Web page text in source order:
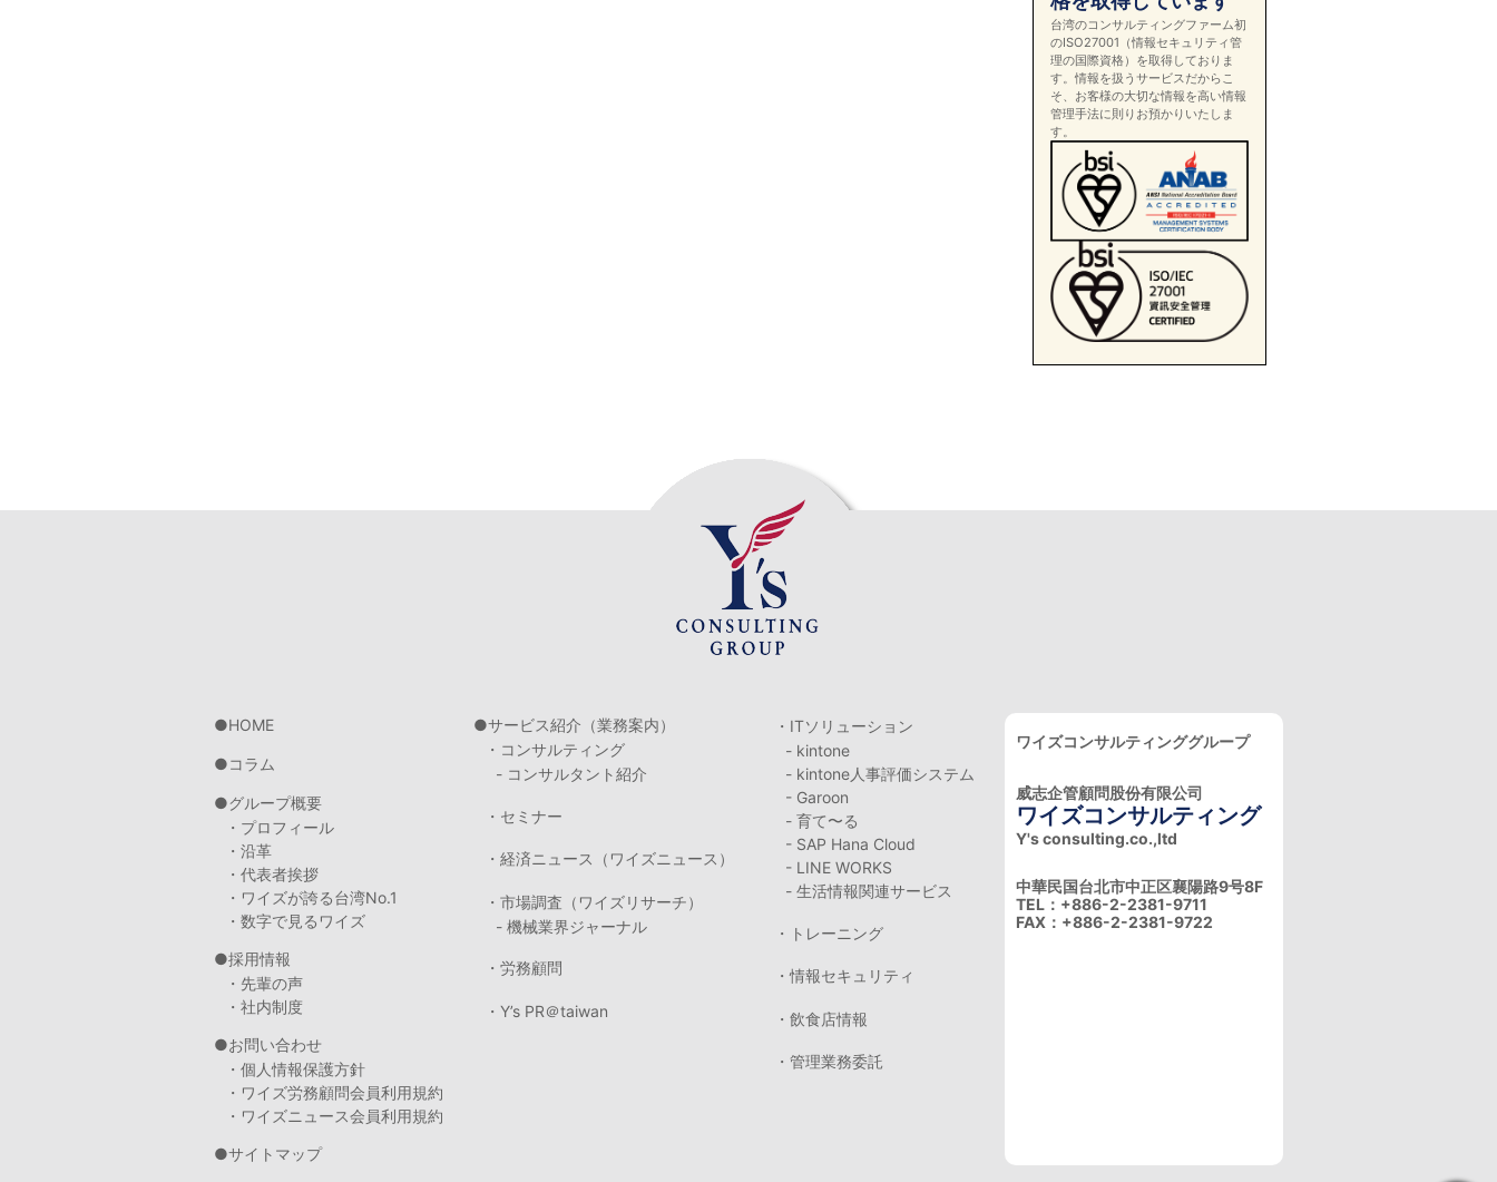
台湾のコンサルティングファーム初
のISO27001（情報セキュリティ管
理の国際資格）を取得しておりま
す。情報を扱うサービスだからこ
そ、お客様の大切な情報を高い情報
管理手法に則りお預かりいたしま
す。
HOME
コラム
グループ概要
・プロフィール
・沿革
・代表者挨拶
・ワイズが誇る台湾No.1
・数字で見るワイズ
採用情報
・先輩の声
・社内制度
お問い合わせ
・個人情報保護方針
・ワイズ労務顧問会員利用規約
・ワイズニュース会員利用規約
サイトマップ
サービス紹介（業務案内）
・コンサルティング
- コンサルタント紹介
・セミナー
・経済ニュース（ワイズニュース）
・市場調査（ワイズリサーチ）
- 機械業界ジャーナル
・労務顧問
・Y’s PR＠taiwan
・ITソリューション
- kintone
- kintone人事評価システム
- Garoon
- 育て〜る
- SAP Hana Cloud
- LINE WORKS
- 生活情報関連サービス
・トレーニング
・情報セキュリティ
・飲食店情報
・管理業務委託
ワイズコンサルティンググループ
威志企管顧問股份有限公司
ワイズコンサルティング
Y's consulting.co.,ltd
中華民国台北市中正区襄陽路9号8F
TEL：+886-2-2381-9711
FAX：+886-2-2381-9722